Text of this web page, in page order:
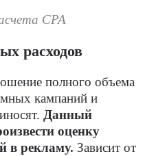
CPA
расходов
полного объема
кампаний и
Данный
оценку
в рекламу. Зависит от